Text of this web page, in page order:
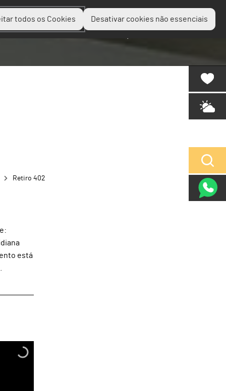
todos os Cookies Desativar cookies não essenciais
Planear Descobrir
Retiro 402
está